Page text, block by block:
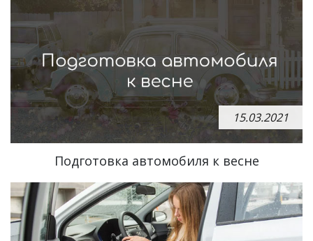
15.03.2021
Подготовка автомобиля к весне